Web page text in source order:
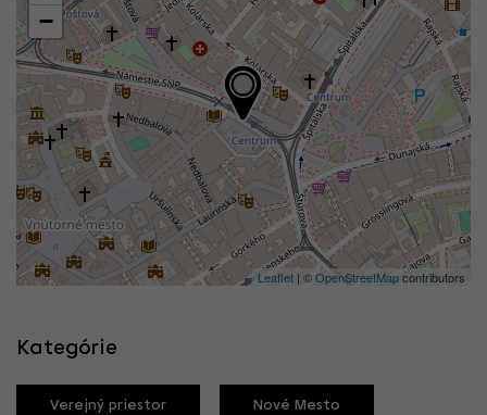
−
Leaflet | ©OpenStreetMapcontributors
Kategórie
Verejný priestor Nové Mesto